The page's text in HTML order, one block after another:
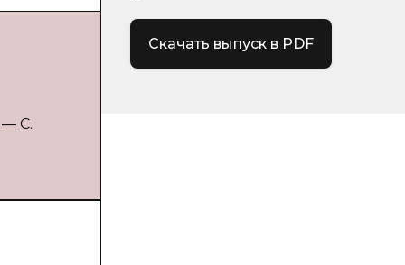
— С.
Скачать выпуск в PDF